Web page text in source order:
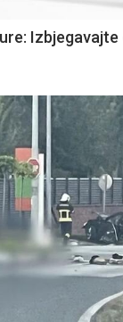
Izbjegavajte